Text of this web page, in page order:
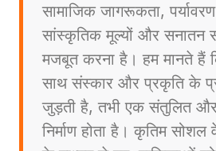
सामाजिक जागरूकता,
सांस्कृतिक मूल्यों और सनातन
मजबूत करना है। हम मानते हैं
साथ संस्कार और प्रकृति के
जुड़ती है, तभी एक संतुलित
निर्माण होता है। कृतिम